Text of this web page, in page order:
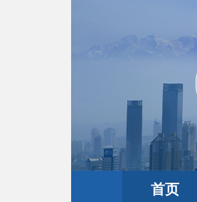
首页